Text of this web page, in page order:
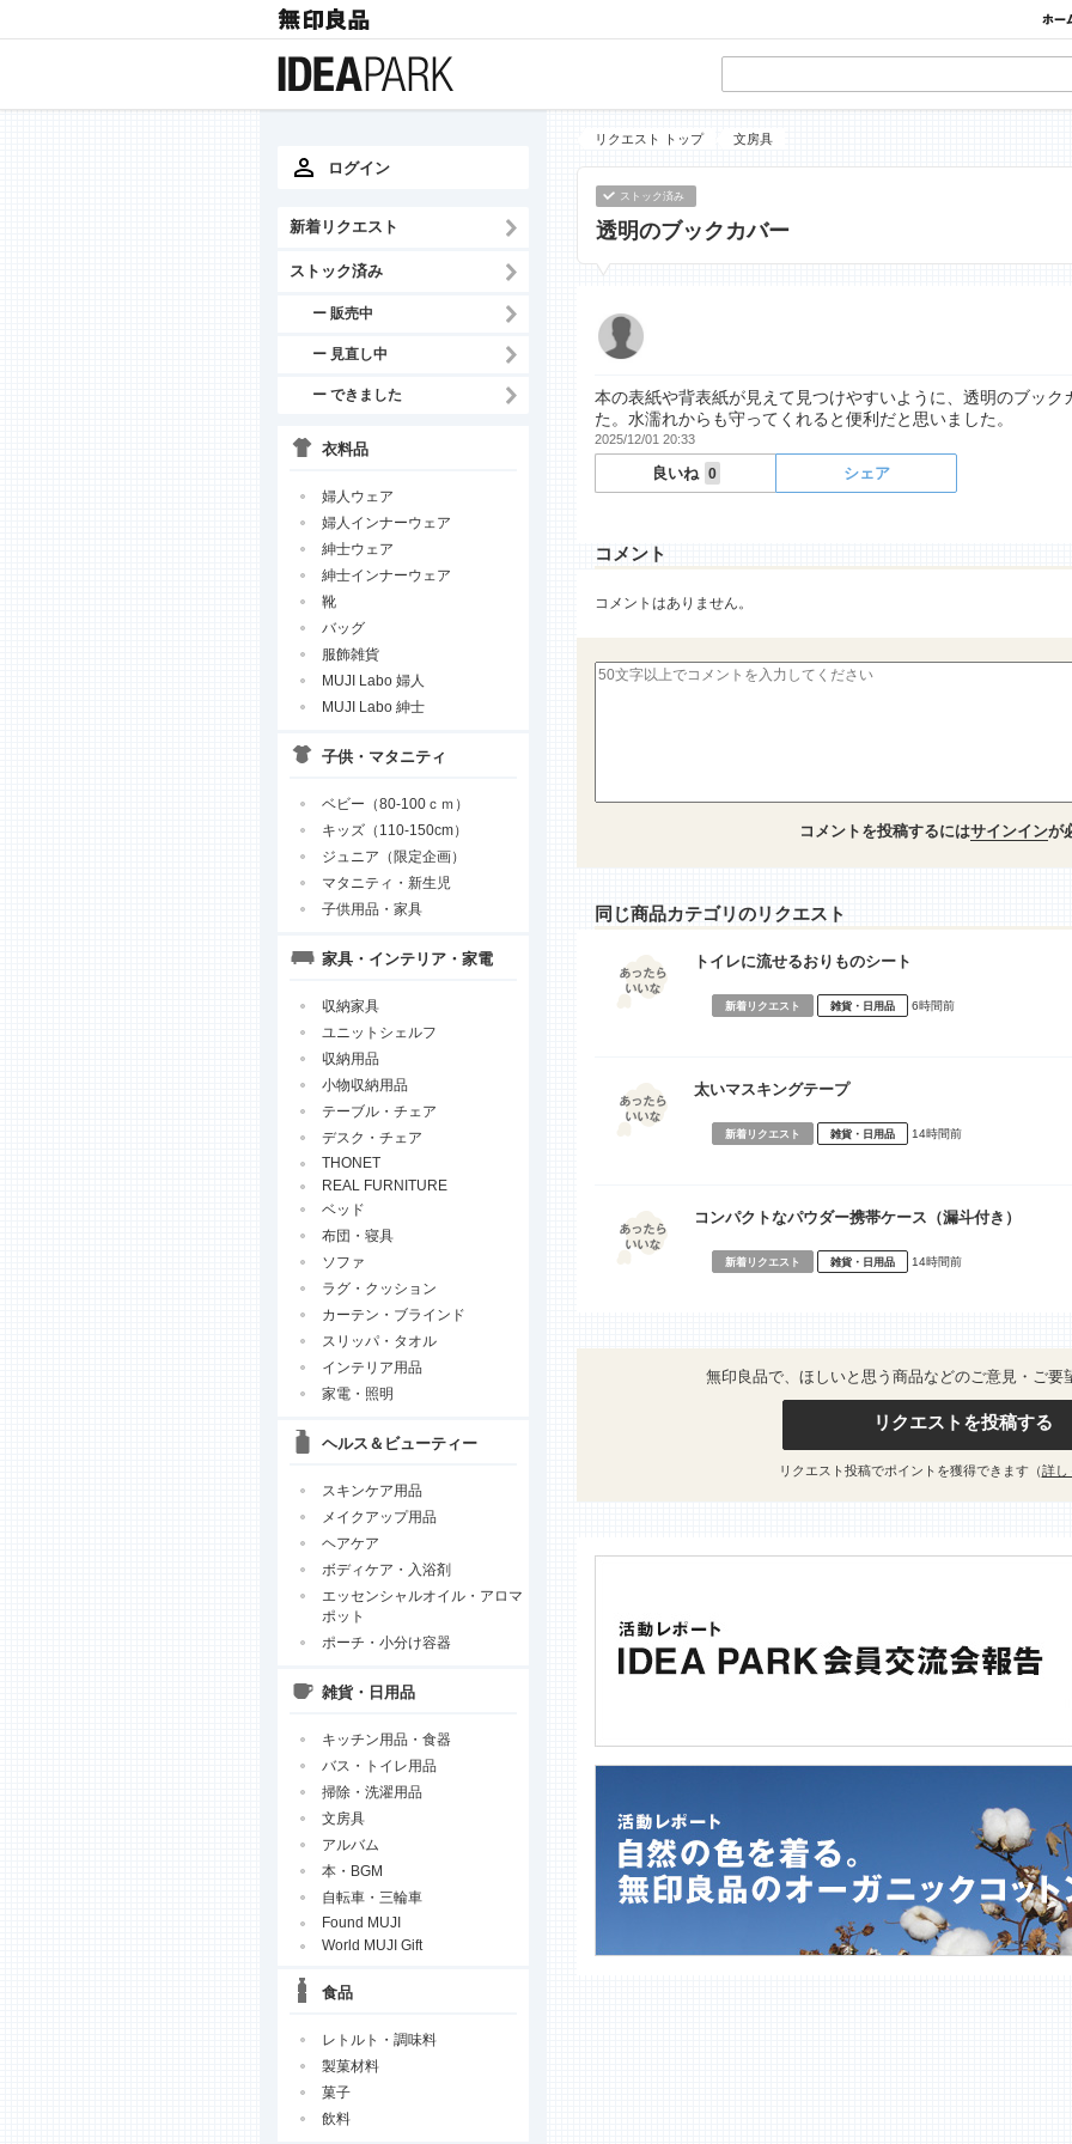
ログイン
新着リクエスト
ストック済み
ー 販売中
ー 見直し中
ー できました
衣料品
婦人ウェア
婦人インナーウェア
紳士ウェア
紳士インナーウェア
靴
バッグ
服飾雑貨
MUJI Labo 婦人
MUJI Labo 紳士
子供・マタニティ
ベビー（80-100ｃｍ）
キッズ（110-150cm）
ジュニア（限定企画）
マタニティ・新生児
子供用品・家具
家具・インテリア・家電
収納家具
ユニットシェルフ
収納用品
小物収納用品
テーブル・チェア
デスク・チェア
THONET
REAL FURNITURE
ベッド
布団・寝具
ソファ
ラグ・クッション
カーテン・ブラインド
スリッパ・タオル
インテリア用品
家電・照明
ヘルス＆ビューティー
スキンケア用品
メイクアップ用品
ヘアケア
ボディケア・入浴剤
エッセンシャルオイル・アロマ
ポット
ポーチ・小分け容器
雑貨・日用品
キッチン用品・食器
バス・トイレ用品
掃除・洗濯用品
文房具
アルバム
本・BGM
自転車・三輪車
Found MUJI
World MUJI Gift
食品
レトルト・調味料
製菓材料
菓子
飲料
リクエスト トップ 文房具
ストック済み
透明のブックカバー
本の表紙や背表紙が見えて見つけやすいように、透明のブッ
た。水濡れからも守ってくれると便利だと思いました。
2025/12/01 20:33
良いね 0 シェア
コメント
コメントはありません。
コメントを投稿するにはサインインが
同じ商品カテゴリのリクエスト
トイレに流せるおりものシート
新着リクエスト 雑貨・日用品 6時間前
太いマスキングテープ
新着リクエスト 雑貨・日用品 14時間前
コンパクトなパウダー携帯ケース（漏斗付き）
新着リクエスト 雑貨・日用品 14時間前
無印良品で、ほしいと思う商品などのご意見・ご要
リクエストを投稿する
リクエスト投稿でポイントを獲得できます（詳し